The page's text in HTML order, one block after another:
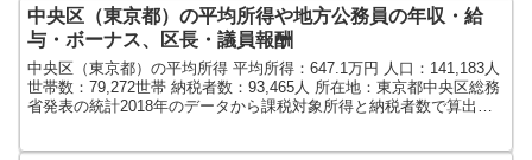
中央区（東京都）の平均所得や地方公務員の年収・給
与・ボーナス、区長・議員報酬
中央区（東京都）の平均所得 平均所得：647.1万円 人口：141,183人
世帯数：79,272世帯 納税者数：93,465人 所在地：東京都中央区総務
省発表の統計2018年のデータから課税対象所得と納税者数で算出し